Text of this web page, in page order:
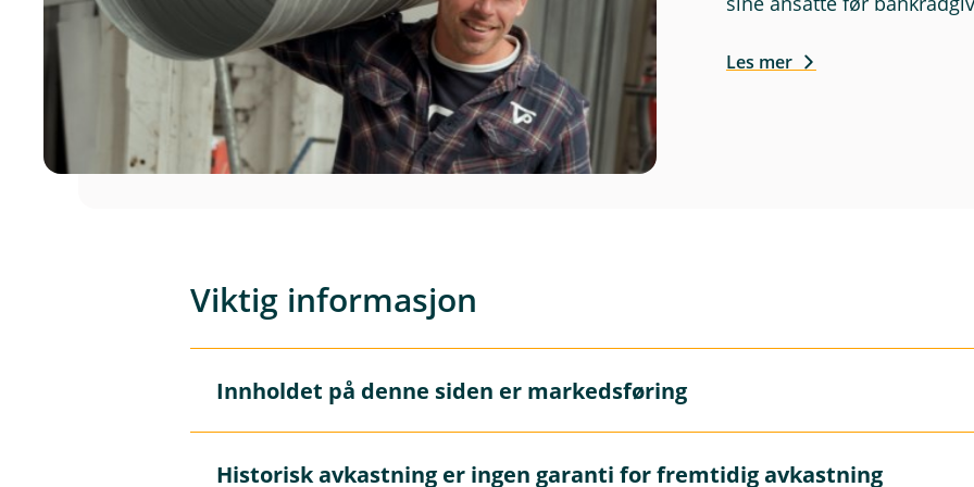
Les mer
Viktig informasjon
Innholdet på denne siden er markedsføring
n
Historisk avkastning er ingen garanti for fremtidig avkastning